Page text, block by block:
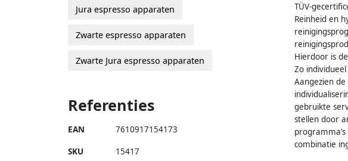
TÜV-
Reinheid en
Hierdoor is
Zo
Aangezien
gebruikte
stellen door
combinatie
Jura espresso apparaten
Zwarte espresso apparaten
Zwarte Jura espresso apparaten
Referenties
EAN 7610917154173
SKU 15417